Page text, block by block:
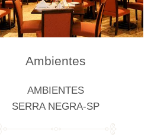
Ambientes
AMBIENTES
SERRA NEGRA-SP